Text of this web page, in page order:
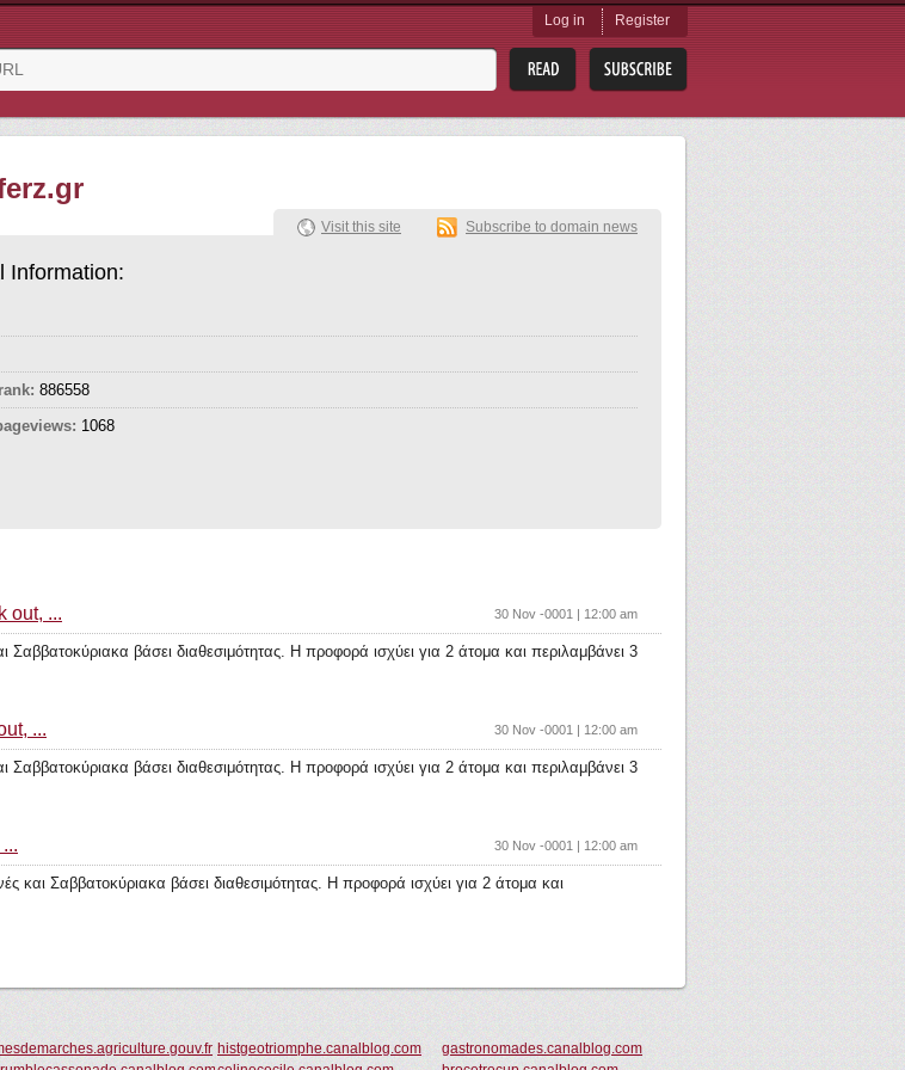
Log in Register
Information:
886558
1068
Visit this site Subscribe to domain news
out, ... 30 Nov -0001 | 12:00 am
βάσει διαθεσιμότητας. Η προφορά ισχύει για 2 άτομα και περιλαμβάνει 3
... 30 Nov -0001 | 12:00 am
βάσει διαθεσιμότητας. Η προφορά ισχύει για 2 άτομα και περιλαμβάνει 3
30 Nov -0001 | 12:00 am
και Σαββατοκύριακα βάσει διαθεσιμότητας. Η προφορά ισχύει για 2 άτομα και
histgeotriomphe.canalblog.com
gastronomades.canalblog.com